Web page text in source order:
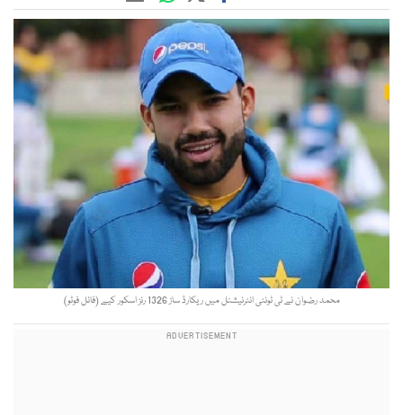
محمد رضوان نے ٹی ٹونٹی انٹرنیشنل میں ریکارڈ ساز 1326 رنز اسکور کیے (فائل فوٹو)